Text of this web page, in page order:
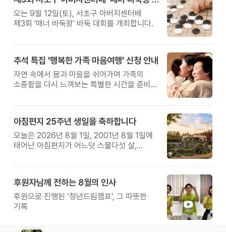
오는 9월 12일(토), 서초구 아버지센터배
제3회 '매너 바둑왕' 바둑 대회를 개최합니다.
추석 특집 '행복한 가족 마음여행' 신청 안내
자연 속에서 몸과 마음을 쉬어가며 가족의
소중함을 다시 느껴보는 특별한 시간을 준비해
아침편지 25주년 생일을 축하합니다
오늘은 2026년 8월 1일, 2001년 8월 1일에
태어난 아침편지가 어느덧 스물다섯 살,
후원자님께 전하는 8월의 인사
후원으로 진행된 ‘청년드림캠프’, 그 따뜻한
기록